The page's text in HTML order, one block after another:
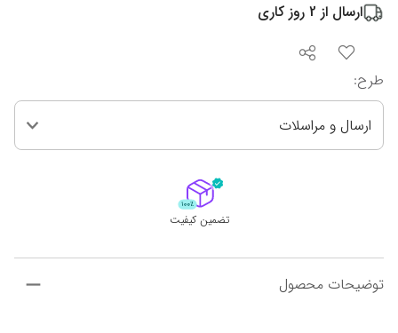
ارسال از 2 روز کاری
طرح:
ارسال و مراسلات
تضمین کیفیت
توضیحات محصول